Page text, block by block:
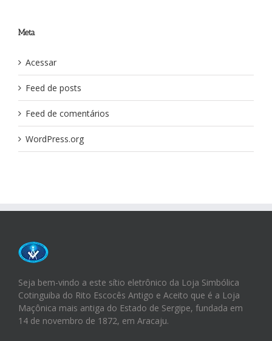
Meta
Acessar
Feed de posts
Feed de comentários
WordPress.org
Seja bem-vindo a este sítio eletrônico da Loja Simbólica
Cotinguiba do Rito Escocês Antigo e Aceito que é a Loja
Maçônica mais antiga do Estado de Sergipe, fundada em
14 de novembro de 1872, em Aracaju.